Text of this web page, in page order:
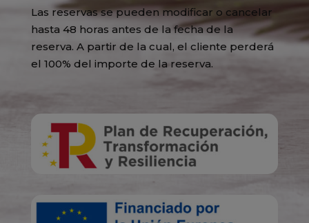
Las reservas se pueden modificar o cancelar
hasta 48 horas antes de la fecha de la
reserva. A partir de la cual, el cliente perderá
el 100% del importe de la reserva.